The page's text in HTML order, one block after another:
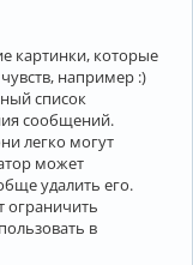
картинки, которые
например :)
список
сообщений.
легко могут
может
удалить его.
ограничить
в